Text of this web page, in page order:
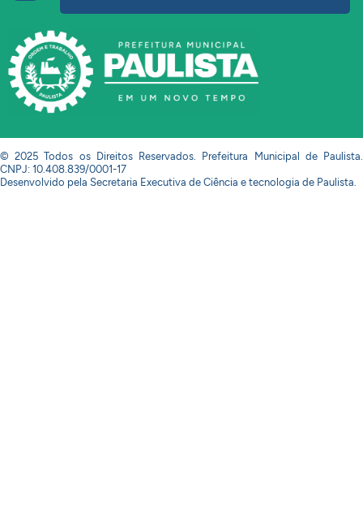
© 2025 Todos os Direitos Reservados. Prefeitura Municipal de Paulista.
CNPJ: 10.408.839/0001-17
Desenvolvido pela Secretaria Executiva de Ciência e tecnologia de Paulista.